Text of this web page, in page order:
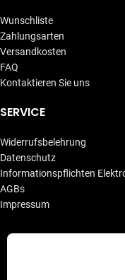
Wunschliste
Zahlungsarten
Versandkosten
FAQ
Kontaktieren Sie uns
SERVICE
Widerrufsbelehrung
Datenschutz
Informationspflichten
AGBs
Impressum